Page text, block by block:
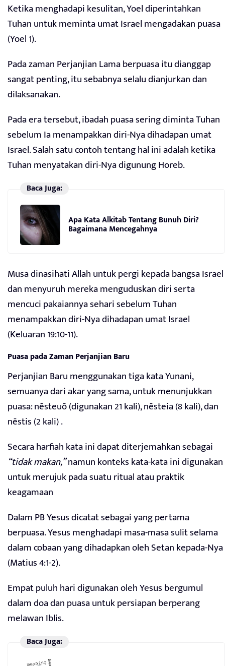
Ketika menghadapi kesulitan, Yoel diperintahkan
Tuhan untuk meminta umat Israel mengadakan puasa
(Yoel 1).
Pada zaman Perjanjian Lama berpuasa itu dianggap
sangat penting, itu sebabnya selalu dianjurkan dan
dilaksanakan.
Pada era tersebut, ibadah puasa sering diminta Tuhan
sebelum Ia menampakkan diri-Nya dihadapan umat
Israel. Salah satu contoh tentang hal ini adalah ketika
Tuhan menyatakan diri-Nya digunung Horeb.
Baca Juga:
Apa Kata Alkitab Tentang Bunuh Diri?
Bagaimana Mencegahnya
Musa dinasihati Allah untuk pergi kepada bangsa Israel
dan menyuruh mereka menguduskan diri serta
mencuci pakaiannya sehari sebelum Tuhan
menampakkan diri-Nya dihadapan umat Israel
(Keluaran 19:10-11).
Puasa pada Zaman Perjanjian Baru
Perjanjian Baru menggunakan tiga kata Yunani,
semuanya dari akar yang sama, untuk menunjukkan
puasa: nēsteuō (digunakan 21 kali), nēsteia (8 kali), dan
nēstis (2 kali) .
Secara harfiah kata ini dapat diterjemahkan sebagai
“tidak makan,”namun konteks kata-kata ini digunakan
untuk merujuk pada suatu ritual atau praktik
keagamaan
Dalam PB Yesus dicatat sebagai yang pertama
berpuasa. Yesus menghadapi masa-masa sulit selama
dalam cobaan yang dihadapkan oleh Setan kepada-Nya
(Matius 4:1-2).
Empat puluh hari digunakan oleh Yesus bergumul
dalam doa dan puasa untuk persiapan berperang
melawan Iblis.
Baca Juga: